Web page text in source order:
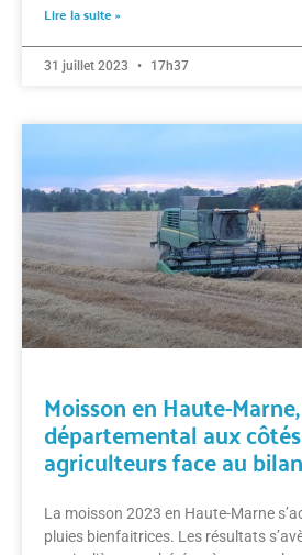
Lire la suite »
31 juillet 2023 17h37
Moisson en Haute-
départemental aux
agriculteurs face au
La moisson 2023 en Haute-Marne
pluies bienfaitrices. Les résultats